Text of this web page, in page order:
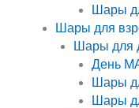
Шары
Шары для
Шары для
День
Шары
Шары